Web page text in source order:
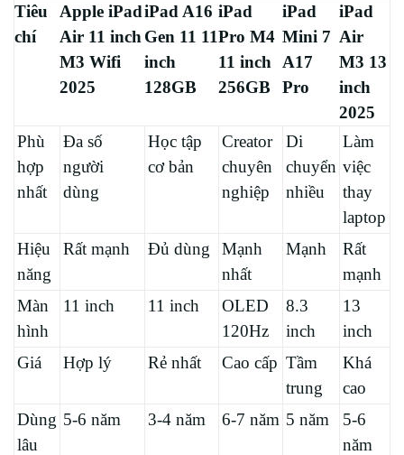
Tiêu
chí
Apple iPad
Air 11 inch
M3 Wifi
2025
iPad A16
Gen 11 11
inch
128GB
iPad
Pro M4
11 inch
256GB
iPad
Mini 7
A17
Pro
iPad
Air
M3 13
inch
2025
Phù
hợp
nhất
Đa số
người
dùng
Học tập
cơ bản
Creator
chuyên
nghiệp
Di
chuyển
nhiều
Làm
việc
thay
laptop
Hiệu
năng
Rất mạnh Đủ dùng
Mạnh
nhất
Mạnh
Rất
mạnh
Màn
hình
11 inch 11 inch
OLED
120Hz
8.3
inch
13
inch
Giá
Hợp lý Rẻ nhất Cao cấp Tầm
trung
Khá
cao
Dùng
lâu
5-6 năm 3-4 năm 6-7 năm 5 năm
5-6
năm